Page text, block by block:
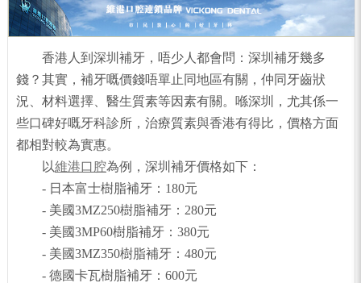
香港人到深圳補牙，唔少人都會問：深圳補牙幾多
錢？其實，補牙嘅價錢唔單止同地區有關，仲同牙齒狀
況、材料選擇、醫生質素等因素有關。喺深圳，尤其係一
些口碑好嘅牙科診所，治療質素與香港有得比，價格方面
都相對較為實惠。
以維港口腔為例，深圳補牙價格如下：
- 日本富士樹脂補牙：180元
- 美國3MZ250樹脂補牙：280元
- 美國3MP60樹脂補牙：380元
- 美國3MZ350樹脂補牙：480元
- 德國卡瓦樹脂補牙：600元